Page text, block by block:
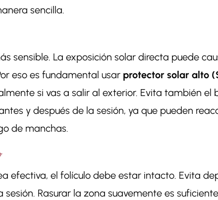
sencilla.
sensible. La exposición solar directa puede
eso es fundamental usar protector solar alto
si vas a salir al exterior. Evita también el
y después de la sesión, ya que pueden
de manchas.
efectiva, el folículo debe estar intacto. Evita
Rasurar la zona suavemente es